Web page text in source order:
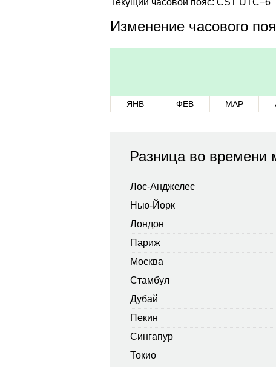
Изменение часового
ЯНВ ФЕВ МАР
Разница во времени
Лос-Анджелес
Нью-Йорк
Лондон
Париж
Москва
Стамбул
Дубай
Пекин
Сингапур
Токио